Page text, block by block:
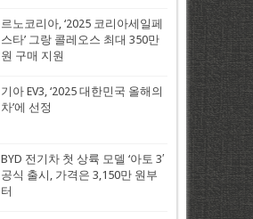
르노코리아, ‘2025 코리아세일페
스타’ 그랑 콜레오스 최대 350만
원 구매 지원
기아 EV3, ‘2025 대한민국 올해의
차’에 선정
BYD 전기차 첫 상륙 모델 ‘아토 3′
공식 출시, 가격은 3,150만 원부
터